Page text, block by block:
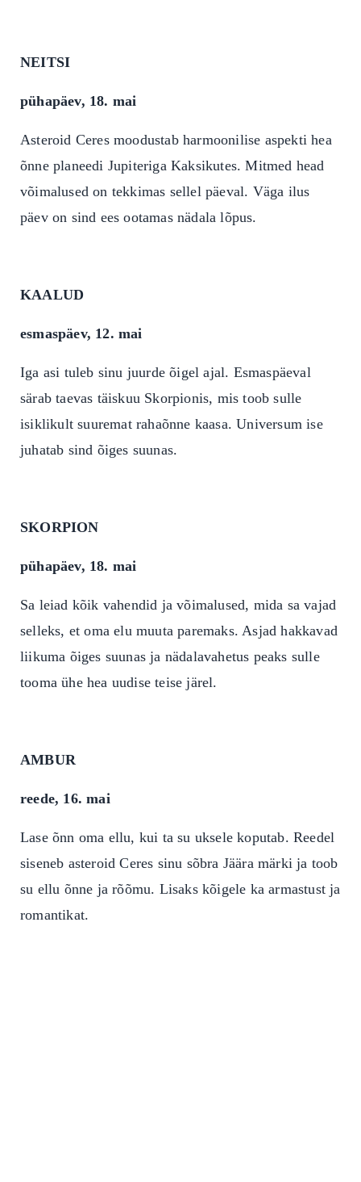
NEITSI
pühapäev, 18. mai
Asteroid Ceres moodustab harmoonilise aspekti hea
õnne planeedi Jupiteriga Kaksikutes. Mitmed head
võimalused on tekkimas sellel päeval. Väga ilus
päev on sind ees ootamas nädala lõpus.
KAALUD
esmaspäev, 12. mai
Iga asi tuleb sinu juurde õigel ajal. Esmaspäeval
särab taevas täiskuu Skorpionis, mis toob sulle
isiklikult suuremat rahaõnne kaasa. Universum ise
juhatab sind õiges suunas.
SKORPION
pühapäev, 18. mai
Sa leiad kõik vahendid ja võimalused, mida sa vajad
selleks, et oma elu muuta paremaks. Asjad hakkavad
liikuma õiges suunas ja nädalavahetus peaks sulle
tooma ühe hea uudise teise järel.
AMBUR
reede, 16. mai
Lase õnn oma ellu, kui ta su uksele koputab. Reedel
siseneb asteroid Ceres sinu sõbra Jäära märki ja toob
su ellu õnne ja rõõmu. Lisaks kõigele ka armastust ja
romantikat.